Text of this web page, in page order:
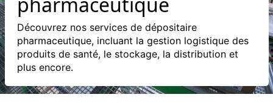
Découvrez nos services de dépositaire
pharmaceutique, incluant la gestion logistique des
produits de santé, le stockage, la distribution et
plus encore.